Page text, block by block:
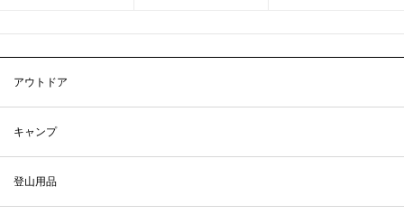
アウトドア
キャンプ
登山用品